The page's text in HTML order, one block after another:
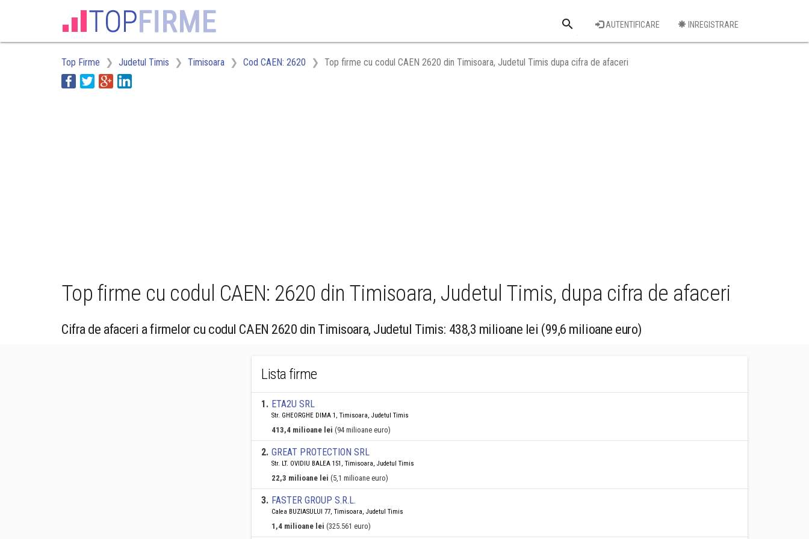
search
Cauta o firma
AUTENTIFICARE INREGISTRARE
Top Firme Judetul Timis Timisoara Cod CAEN: 2620 Top firme cu codul CAEN 2620 din Timisoara, Judetul Timis dupa cifra de afaceri
Top firme cu codul CAEN: 2620 din Timisoara, Judetul Timis, dupa cifra de afaceri
Cifra de afaceri a firmelor cu codul CAEN 2620 din Timisoara, Judetul Timis: 438,3 milioane lei (99,6 milioane euro)
Lista firme
1. ETA2U SRL
Str. GHEORGHE DIMA 1, Timisoara, Judetul Timis
413,4 milioane lei (94 milioane euro)
2. GREAT PROTECTION SRL
Str. LT. OVIDIU BALEA 151, Timisoara, Judetul Timis
22,3 milioane lei (5,1 milioane euro)
3. FASTER GROUP S.R.L.
Calea BUZIASULUI 77, Timisoara, Judetul Timis
1,4 milioane lei (325.561 euro)